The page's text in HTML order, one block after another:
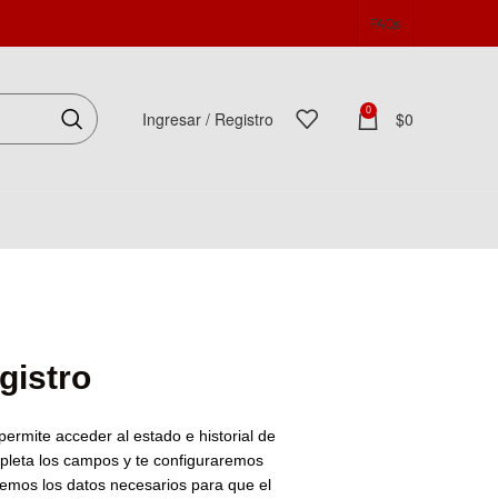
FAQs
Ingresar / Registro 0 $0
acceder al estado e historial de
los campos y te configuraremos
los datos necesarios para que el